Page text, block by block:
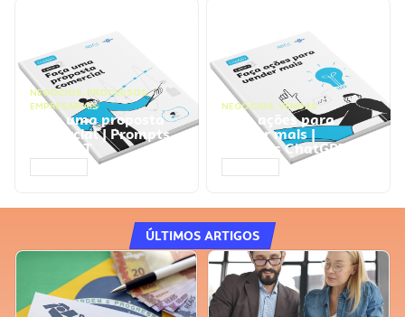
NEGÓCIOS, PROCESSOS
EMPRESARIAIS
Faça uma proposta
comercial | Prompts
ChatGPT
NEGÓCIOS, VENDAS
Faça ações para
vender mais |
Prompts ChatGPT
ÚLTIMOS ARTIGOS